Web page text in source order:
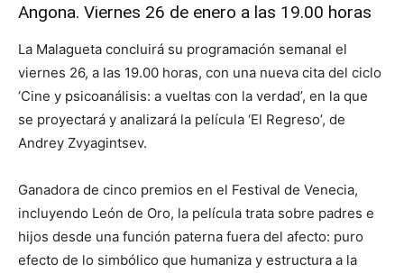
Angona. Viernes 26 de enero a las 19.00 horas
La Malagueta concluirá su programación semanal el
viernes 26, a las 19.00 horas, con una nueva cita del ciclo
‘Cine y psicoanálisis: a vueltas con la verdad’, en la que
se proyectará y analizará la película ‘El Regreso’, de
Andrey Zvyagintsev.
Ganadora de cinco premios en el Festival de Venecia,
incluyendo León de Oro, la película trata sobre padres e
hijos desde una función paterna fuera del afecto: puro
efecto de lo simbólico que humaniza y estructura a la